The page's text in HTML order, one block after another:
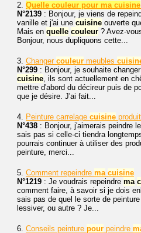
2. Quelle couleur pour ma cuisine
N°2139 : Bonjour, je viens de
vanille et j'ai une cuisine ouverte
Mais en quelle couleur ? Avez-
Bonjour, nous dupliquons cette...
3. Changer couleur meubles
N°299 : Bonjour, je souhaite
cuisine, ils sont actuellement en
mettre d'abord du décireur puis de
que je désire. J'ai fait...
4. Peinture carrelage cuisine
N°438 : Bonjour, j'aimerais peindre
sais pas si celle-ci tiendra
pourrais continuer à utiliser des
peinture, merci...
5. Comment repeindre ma cuisine
N°1219 : Je voudrais repeindre ma
comment faire, à savoir si je dois
sais pas de quel le sorte de
lessiver, ou autre ? Je...
6. Conseils peinture pour peindre